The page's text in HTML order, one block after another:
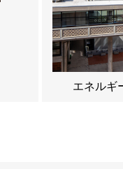
エネルギ